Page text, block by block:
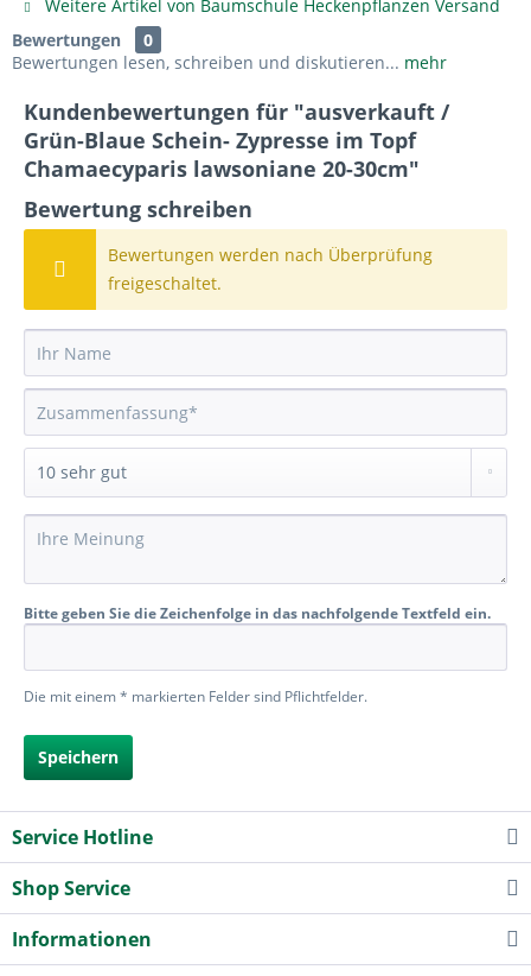
Weitere Artikel von Baumschule Heckenpflanzen Versand
Bewertungen
0
Bewertungen lesen, schreiben und diskutieren... mehr
Kundenbewertungen für "ausverkauft /
Grün-Blaue Schein- Zypresse im Topf
Chamaecyparis lawsoniane 20-30cm"
Bewertung schreiben
Bewertungen werden nach Überprüfung
freigeschaltet.
Bitte geben Sie die Zeichenfolge in das nachfolgende Textfeld ein.
Die mit einem * markierten Felder sind Pflichtfelder.
Speichern
Service Hotline
Shop Service
Informationen